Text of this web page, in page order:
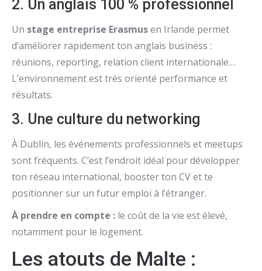
2. Un anglais 100 % professionnel
Un stage entreprise Erasmusen Irlande permet
d’améliorer rapidement ton anglais business :
réunions, reporting, relation client internationale…
L’environnement est très orienté performance et
résultats.
3. Une culture du networking
À Dublin, les événements professionnels et meetups
sont fréquents. C’est l’endroit idéal pour développer
ton réseau international, booster ton CV et te
positionner sur un futur emploi à l’étranger.
À prendre en compte : le coût de la vie est élevé,
notamment pour le logement.
Les atouts de Malte :